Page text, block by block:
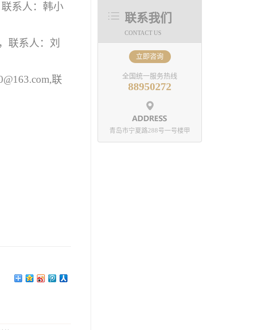
联系我们
CONTACT US
立即咨询
全国统一服务热线
88950272
青岛市宁夏路288号一号楼甲
系人：韩小
联系人：刘
联